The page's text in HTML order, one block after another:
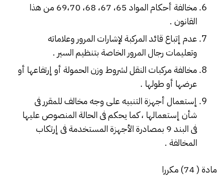
مخالفة أحكام المواد 65، 67، 68، 69،70 من هذا
القانون .
عدم إتباع قائد المركبة لإشارات المرور وعلاماته
وتعليمات رجال المرور الخاصة بتنظيم السير .
مخالفة مركبات النقل لشروط وزن الحمولة أو إرتفاعها أو
عرضها أو طولها .
إستعمال أجهزة التنبيه على وجه مخالف للمقرر فى
شأن إستعمالها ، كما يحكم فى الحالة المنصوص عليها
فى البند 9 بمصادرة الأجهزة المستخدمة فى إرتكاب
المخالفة .
مادة ( 74) مكررا